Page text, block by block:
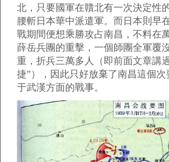
北，只要國軍在贛北有一次決定性
腰斬日本華中派遣軍。而日本則早
戰期間便想乘勝攻占南昌，不料在
薛岳兵團的重擊，一個師團全軍覆
重，折兵三萬多人（即前面文章講
捷”），因此只好放棄了南昌這個
于武漢方面的戰事。